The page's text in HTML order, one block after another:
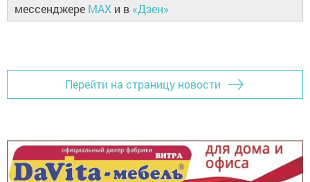
мессенджере MAX и в «Дзен»
Перейти на страницу новости